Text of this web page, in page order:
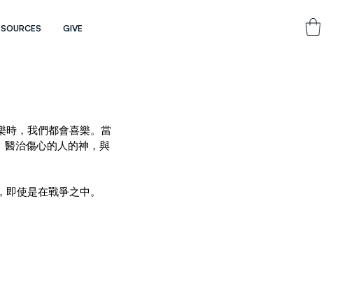
GIVE
時，我們都會喜樂。當
治傷心的人的神，與
使是在戰爭之中。